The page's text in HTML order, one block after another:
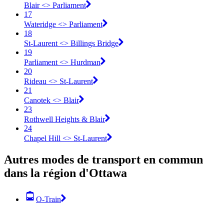
Blair <​> Parliament
17
Wateridge <​> Parliament
18
St-Laurent <​> Billings Bridge
19
Parliament <​> Hurdman
20
Rideau <​> St-Laurent
21
Canotek <​> Blair
23
Rothwell Heights & Blair
24
Chapel Hill <​> St-Laurent
Autres modes de transport en commun
dans la région d'Ottawa
O-Train